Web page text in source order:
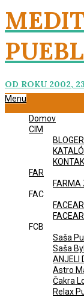
Skip
to
content
OD ROKU 2002,
Primary
Menu
Domov
CIM
FAR
FARMA
FAC
FCB
Saša
Saša
ANJELI
Astro
Čakra
Relax